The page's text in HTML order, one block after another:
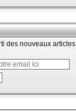
des nouveaux articles